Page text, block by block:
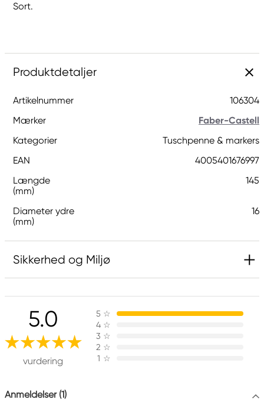
Sort.
Produktdetaljer
Artikelnummer
106304
Mærker
Faber-Castell
Kategorier
Tuschpenne & markers
EAN
4005401676997
Længde
(mm)
145
Diameter ydre
(mm)
16
Sikkerhed og Miljø
Ansvarlig EU
Faber-Castell
Faber-Castell Ag
Nürnberger Straße 2
90546 Stein, Germany
5.0
vurdering
5 ☆
4 ☆
3 ☆
2 ☆
1 ☆
Anmeldelser (1)